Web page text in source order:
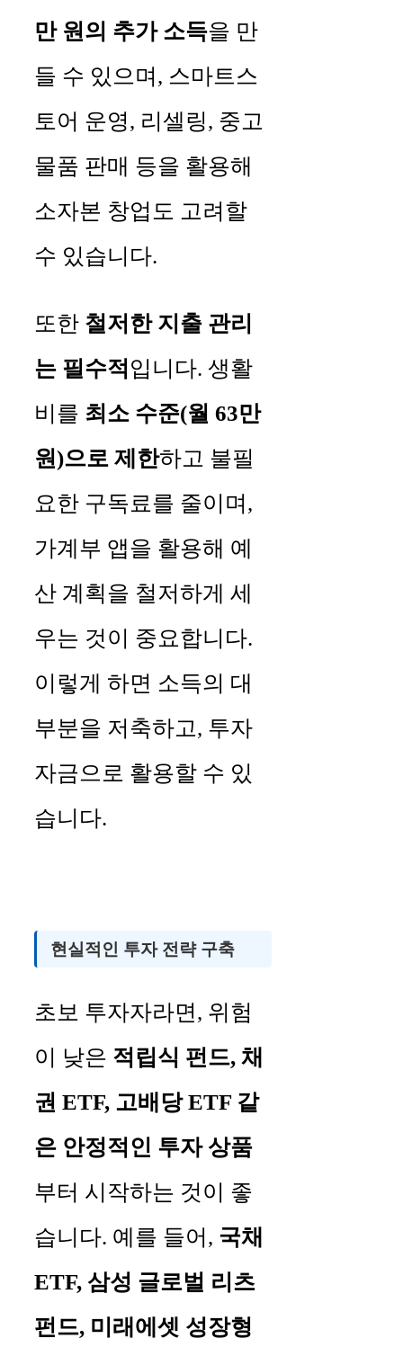
만 원의 추가 소득을 만
들 수 있으며, 스마트스
토어 운영, 리셀링, 중고
물품 판매 등을 활용해
소자본 창업도 고려할
수 있습니다.
또한 철저한 지출 관리
는 필수적입니다. 생활
비를 최소 수준(월 63만
원)으로 제한하고 불필
요한 구독료를 줄이며,
가계부 앱을 활용해 예
산 계획을 철저하게 세
우는 것이 중요합니다.
이렇게 하면 소득의 대
부분을 저축하고, 투자
자금으로 활용할 수 있
습니다.
현실적인 투자 전략 구축
초보 투자자라면, 위험
이 낮은 적립식 펀드, 채
권 ETF, 고배당 ETF 같
은 안정적인 투자 상품
부터 시작하는 것이 좋
습니다. 예를 들어, 국채
ETF, 삼성 글로벌 리츠
펀드, 미래에셋 성장형